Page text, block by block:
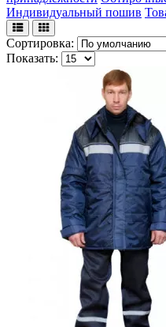
Индивидуальный пошив
Сортировка:
Показать: